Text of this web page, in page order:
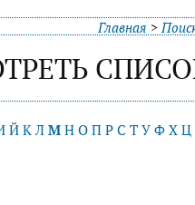
Главная >
Й К Л М Н О П Р С Т У Ф Х Ц